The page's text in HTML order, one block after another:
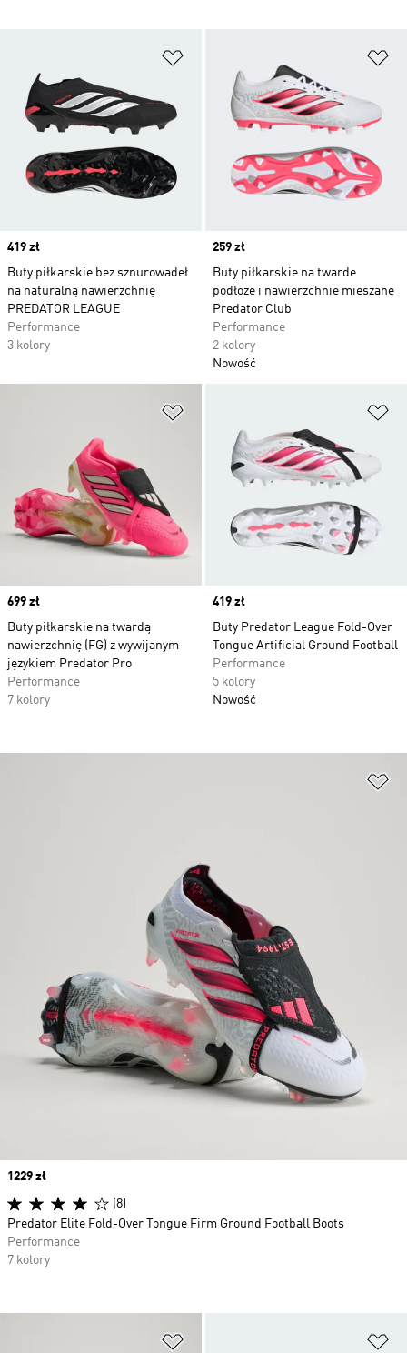
Price
419 zł
Buty piłkarskie bez sznurowadeł
na naturalną nawierzchnię
PREDATOR LEAGUE
Performance
3 kolory
Price
259 zł
Buty piłkarskie na twarde
podłoże i nawierzchnie mieszane
Predator Club
Performance
2 kolory
Nowość
Price
699 zł
Buty piłkarskie na twardą
nawierzchnię (FG) z wywijanym
językiem Predator Pro
Performance
7 kolory
Price
419 zł
Buty Predator League Fold-Over
Tongue Artificial Ground Football
Performance
5 kolory
Nowość
Price
1229 zł
(8)
Predator Elite Fold-Over Tongue Firm Ground Football Boots
Performance
7 kolory